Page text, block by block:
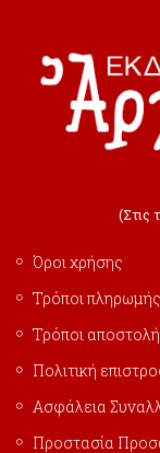
(Στις
Όροι χρήσης
Τρόποι πληρωμής
Τρόποι
Πολιτική
Ασφάλεια
Προστασία